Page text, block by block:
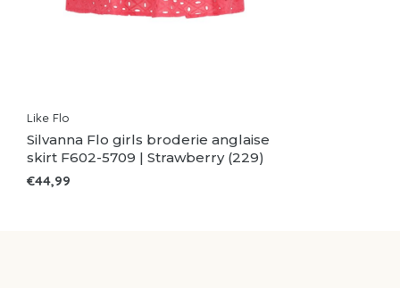
Like Flo
Silvanna Flo girls broderie anglaise
skirt F602-5709 | Strawberry (229)
€44,99